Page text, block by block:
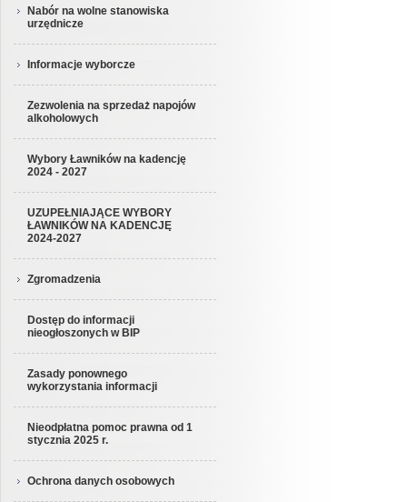
Nabór na wolne stanowiska
urzędnicze
Informacje wyborcze
Zezwolenia na sprzedaż napojów
alkoholowych
Wybory Ławników na kadencję
2024 - 2027
UZUPEŁNIAJĄCE WYBORY
ŁAWNIKÓW NA KADENCJĘ
2024-2027
Zgromadzenia
Dostęp do informacji
nieogłoszonych w BIP
Zasady ponownego
wykorzystania informacji
Nieodpłatna pomoc prawna od 1
stycznia 2025 r.
Ochrona danych osobowych